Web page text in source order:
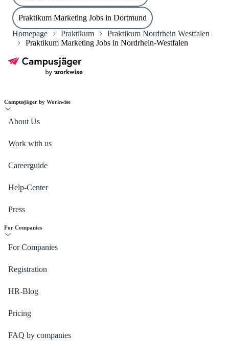
Praktikum Marketing Jobs in Dortmund
Homepage
Praktikum
Praktikum Nordrhein Westfalen
Praktikum Marketing Jobs in Nordrhein-Westfalen
Campusjäger by Workwise
About Us
Work with us
Careerguide
Help-Center
Press
For Companies
For Companies
Registration
HR-Blog
Pricing
FAQ by companies